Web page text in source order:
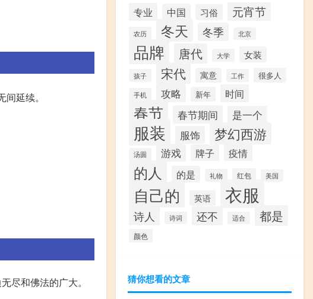
间延续。
尽和佛法的广大。
专业 中国 习俗 元宵节
农历 冬天 冬季 北京
品牌 唐代 大学 女装
孩子 宋代 寓意 工作 很多人
手机 攻略 新年 时间
春节 春节期间 是一个
服装 服饰 梦幻西游
汤圆 游戏 牌子 疫情
的人 的是 礼物 红包 美国
自己的 英语 衣服
诗人 诗词 还不 适合 都是
颜色
猜你想看的文章